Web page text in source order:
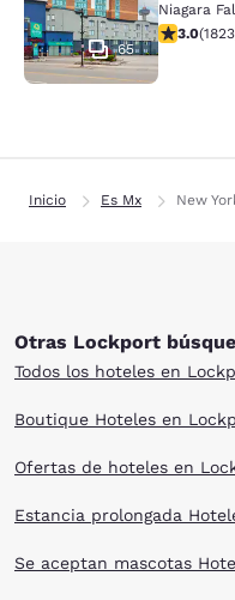
65
Niagara
3.0(1823
Inicio Es Mx New
Otras Lockport
Todos los hoteles en
Boutique Hoteles en
Ofertas de hoteles en
Estancia prolongada
Se aceptan mascotas